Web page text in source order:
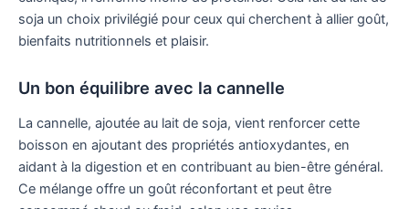
soja un choix privilégié pour ceux qui cherchent à allier goût,
bienfaits nutritionnels et plaisir.
Un bon équilibre avec la cannelle
La cannelle, ajoutée au lait de soja, vient renforcer cette
boisson en ajoutant des propriétés antioxydantes, en
aidant à la digestion et en contribuant au bien-être général.
Ce mélange offre un goût réconfortant et peut être